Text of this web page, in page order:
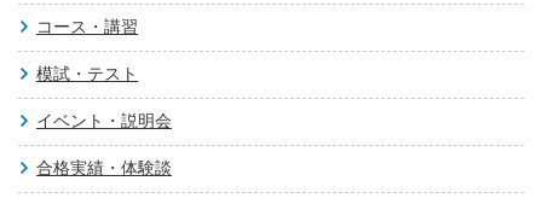
コース・講習
模試・テスト
イベント・説明会
合格実績・体験談